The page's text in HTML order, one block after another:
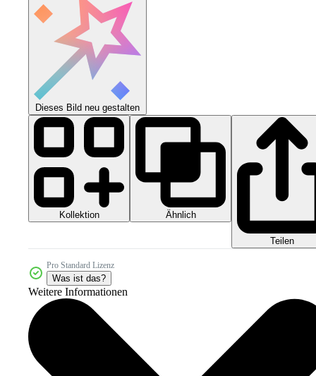
Dieses Bild neu gestalten
Kollektion Ähnlich
Teilen
Pro Standard Lizenz
Was ist das?
Weitere Informationen